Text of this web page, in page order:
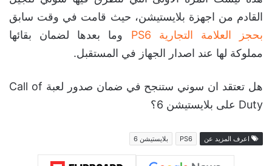
القادم من اجهزة بلايستيشن، حيث قامت في وقت سابق
بحجز العلامة التجارية PS6
وما بعدها لضمان بقائها
مملوكة لها عند اصدار الجهاز في المستقبل.
هل تعتقد ان سوني ستنجح في ضمان صدور لعبة Call of
Duty على بلايستيشن 6؟
اعرف المزيد عن PS6 بلايستيشن 6